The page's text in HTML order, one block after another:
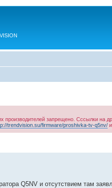
запрещено. Сссылки на
trendvision.su/firmware/proshivka-tv-q5nv/
Q5NV и отсутствием там